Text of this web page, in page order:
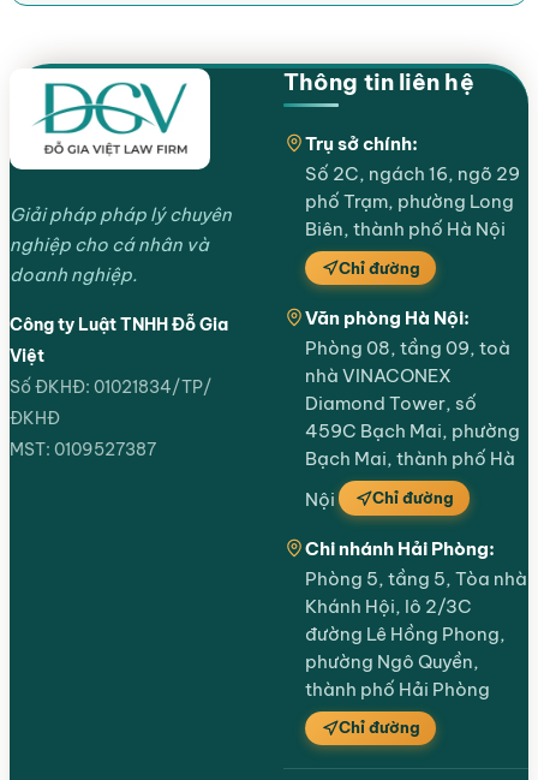
Giải pháp pháp lý chuyên
nghiệp cho cá nhân và
doanh nghiệp.
Công ty Luật TNHH Đỗ Gia
Việt
Số ĐKHĐ: 01021834/TP/
ĐKHĐ
MST: 0109527387
Thông tin liên hệ
Trụ sở chính:
Số 2C, ngách 16, ngõ 29
phố Trạm, phường Long
Biên, thành phố Hà Nội
Chỉ đường
Văn phòng Hà Nội:
Phòng 08, tầng 09, toà
nhà VINACONEX
Diamond Tower, số
459C Bạch Mai, phường
Bạch Mai, thành phố Hà
Nội
Chỉ đường
Chi nhánh Hải Phòng:
Phòng 5, tầng 5, Tòa nhà
Khánh Hội, lô 2/3C
đường Lê Hồng Phong,
phường Ngô Quyền,
thành phố Hải Phòng
Chỉ đường